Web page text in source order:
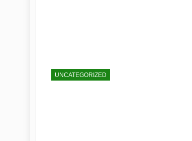
UNCATEGORIZED